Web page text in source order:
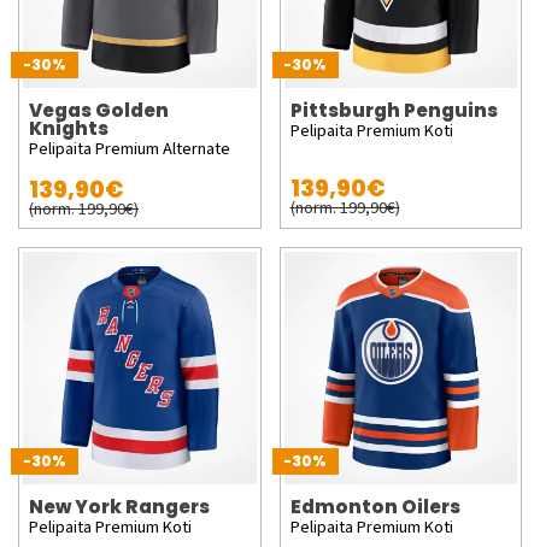
-30%
Vegas Golden
Knights
Pelipaita Premium Alternate
139,90€
(norm. 199,90€)
-30%
Pittsburgh Penguins
Pelipaita Premium Koti
139,90€
(norm. 199,90€)
-30%
New York Rangers
Pelipaita Premium Koti
-30%
Edmonton Oilers
Pelipaita Premium Koti